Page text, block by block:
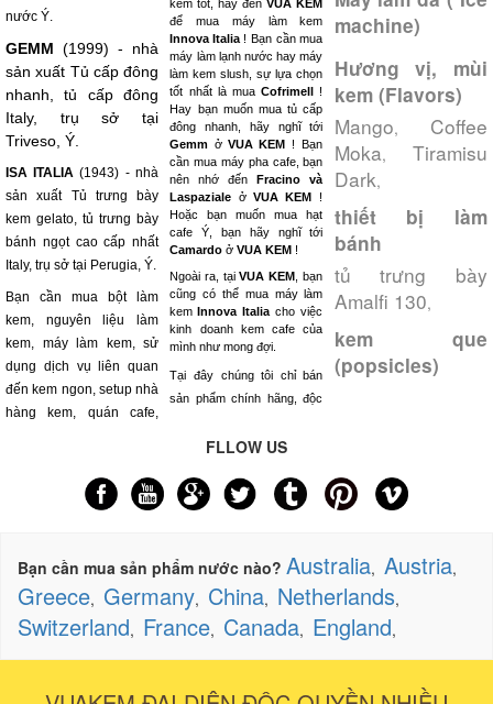
nước Ý.
GEMM (1999) - nhà
sản xuất Tủ cấp đông
nhanh, tủ cấp đông
Italy, trụ sở tại
Triveso, Ý.
ISA ITALIA (1943) - nhà
sản xuất Tủ trưng bày
kem gelato, tủ trưng bày
bánh ngọt cao cấp nhất
Italy, trụ sở tại Perugia, Ý.
Bạn cần mua bột làm
kem, nguyên liệu làm
kem, máy làm kem, sử
dụng dịch vụ liên quan
đến kem ngon, setup nhà
hàng kem, quán cafe,
kem tốt, hãy đếnVUA KEM
để mua máy làm kem
Innova Italia ! Bạn cần mua
máy làm lạnh nước hay máy
làm kem slush, sự lựa chọn
tốt nhất là muaCofrimell !
Hay bạn muốn mua tủ cấp
đông nhanh, hãy nghĩ tới
Gemm ởVUA KEM ! Bạn
cần mua máy pha cafe, bạn
nên nhớ đếnFracino và
Laspaziale ởVUA KEM !
Hoặc bạn muốn mua hạt
cafe Ý, bạn hãy nghĩ tới
Camardo ởVUA KEM !
Ngoài ra, tạiVUA KEM , bạn
cũng có thể mua máy làm
kemInnova Italia cho việc
kinh doanh kem cafe của
mình như mong đợi.
Tại đây chúng tôi chỉ bán
sản phẩm chính hãng, độc
machine)
Hương vị, mùi
kem (Flavors)
Mango, Coffee
Moka, Tiramisu
Dark,
thiết bị làm
bánh
tủ trưng bày
Amalfi 130,
kem que
(popsicles)
FLLOW US
Bạn cần mua sản phẩm nước nào? Australia, Austria,
Greece, Germany, China, Netherlands,
Switzerland, France, Canada, England,